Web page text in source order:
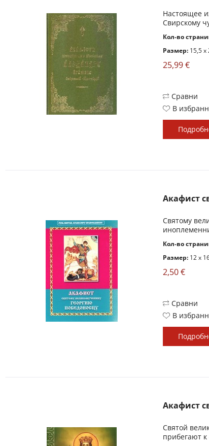
Настоящее
Свирскому
Кол-во
Размер: 15,5 x
25,99 €
Сравни
В
Акафист
Святому
Кол-во
Размер: 12 x
2,50 €
Сравни
В
Акафист
Святой
прибегают